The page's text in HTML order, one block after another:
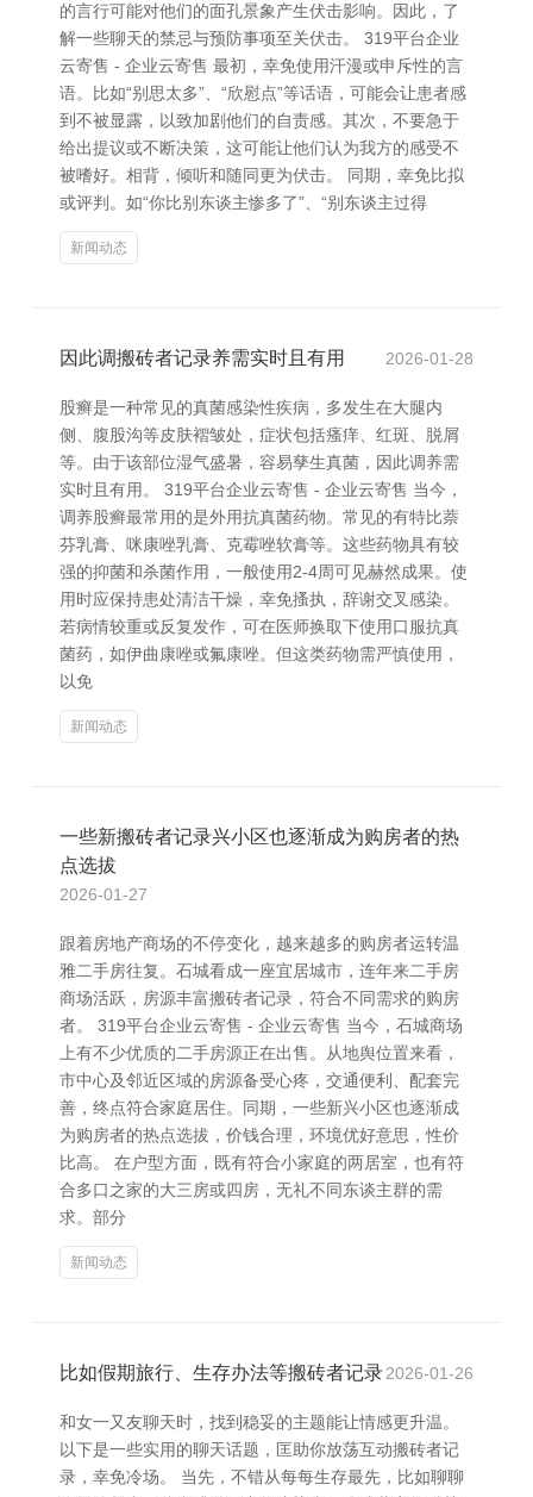
的言行可能对他们的面孔景象产生伏击影响。因此，了
解一些聊天的禁忌与预防事项至关伏击。 319平台企业
云寄售 - 企业云寄售 最初，幸免使用汗漫或申斥性的言
语。比如“别思太多”、“欣慰点”等话语，可能会让患者感
到不被显露，以致加剧他们的自责感。其次，不要急于
给出提议或不断决策，这可能让他们认为我方的感受不
被嗜好。相背，倾听和随同更为伏击。 同期，幸免比拟
或评判。如“你比别东谈主惨多了”、“别东谈主过得
新闻动态
因此调搬砖者记录养需实时且有用 2026-01-28
股癣是一种常见的真菌感染性疾病，多发生在大腿内
侧、腹股沟等皮肤褶皱处，症状包括瘙痒、红斑、脱屑
等。由于该部位湿气盛暑，容易孳生真菌，因此调养需
实时且有用。 319平台企业云寄售 - 企业云寄售 当今，
调养股癣最常用的是外用抗真菌药物。常见的有特比萘
芬乳膏、咪康唑乳膏、克霉唑软膏等。这些药物具有较
强的抑菌和杀菌作用，一般使用2-4周可见赫然成果。使
用时应保持患处清洁干燥，幸免搔执，辞谢交叉感染。
若病情较重或反复发作，可在医师换取下使用口服抗真
菌药，如伊曲康唑或氟康唑。但这类药物需严慎使用，
以免
新闻动态
一些新搬砖者记录兴小区也逐渐成为购房者的热
点选拔
2026-01-27
跟着房地产商场的不停变化，越来越多的购房者运转温
雅二手房往复。石城看成一座宜居城市，连年来二手房
商场活跃，房源丰富搬砖者记录，符合不同需求的购房
者。 319平台企业云寄售 - 企业云寄售 当今，石城商场
上有不少优质的二手房源正在出售。从地舆位置来看，
市中心及邻近区域的房源备受心疼，交通便利、配套完
善，终点符合家庭居住。同期，一些新兴小区也逐渐成
为购房者的热点选拔，价钱合理，环境优好意思，性价
比高。 在户型方面，既有符合小家庭的两居室，也有符
合多口之家的大三房或四房，无礼不同东谈主群的需
求。部分
新闻动态
比如假期旅行、生存办法等搬砖者记录2026-01-26
和女一又友聊天时，找到稳妥的主题能让情感更升温。
以下是一些实用的聊天话题，匡助你放荡互动搬砖者记
录，幸免冷场。 当先，不错从每每生存最先，比如聊聊